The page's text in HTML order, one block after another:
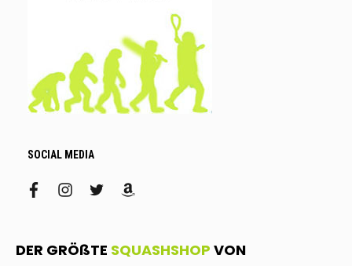
SOCIAL MEDIA
facebookinstagram
twitteramazon
DER GRÖßTE SQUASHSHOP VON